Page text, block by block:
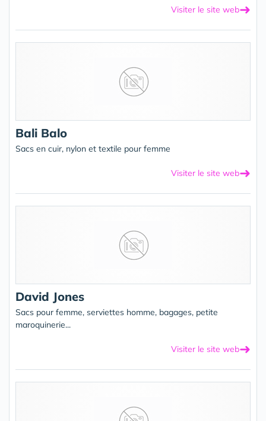
Visiter le site web➜
Bali Balo
Sacs en cuir, nylon et textile pour femme
Visiter le site web➜
David Jones
Sacs pour femme, serviettes homme, bagages, petite
maroquinerie...
Visiter le site web➜